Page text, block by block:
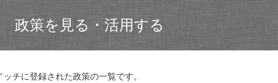
政策を見る・活用する
チに登録された政策の一覧です。